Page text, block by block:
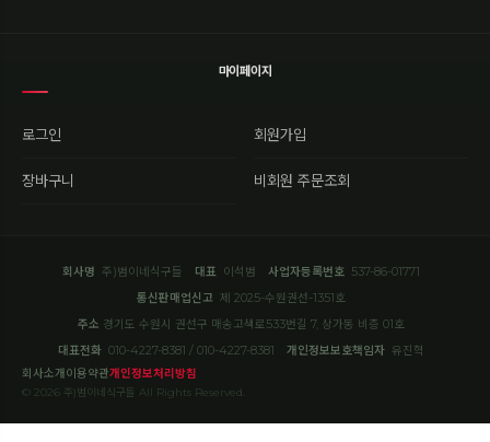
마이페이지
로그인 회원가입
장바구니 비회원 주문조회
회사명 주)범이네식구들 대표 이석범 사업자등록번호 537-86-01771
통신판매업신고 제 2025-수원권선-1351호
주소 경기도 수원시 권선구 매송고색로533번길 7, 상가동 비층 01호
대표전화 010-4227-8381 / 010-4227-8381 개인정보보호책임자 유진혁
회사소개 이용약관개인정보처리방침
© 2026 주)범이네식구들 All Rights Reserved.